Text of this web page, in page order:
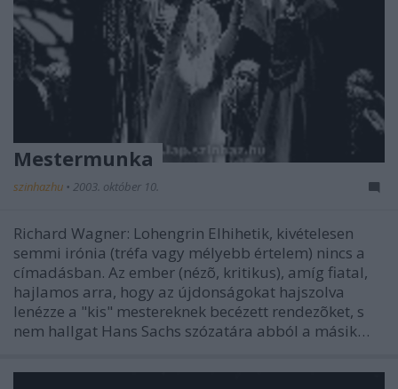
Mestermunka
szinhazhu • 2003. október 10.
Richard Wagner: Lohengrin Elhihetik, kivételesen
semmi irónia (tréfa vagy mélyebb értelem) nincs a
címadásban. Az ember (nézõ, kritikus), amíg fiatal,
hajlamos arra, hogy az újdonságokat hajszolva
lenézze a "kis" mestereknek becézett rendezõket, s
nem hallgat Hans Sachs szózatára abból a másik…